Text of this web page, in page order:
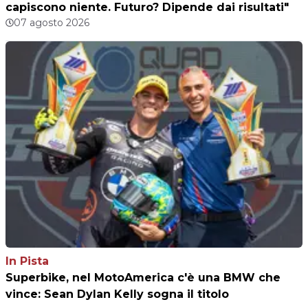
capiscono niente. Futuro? Dipende dai risultati"
07 agosto 2026
In Pista
Superbike, nel MotoAmerica c'è una BMW che
vince: Sean Dylan Kelly sogna il titolo